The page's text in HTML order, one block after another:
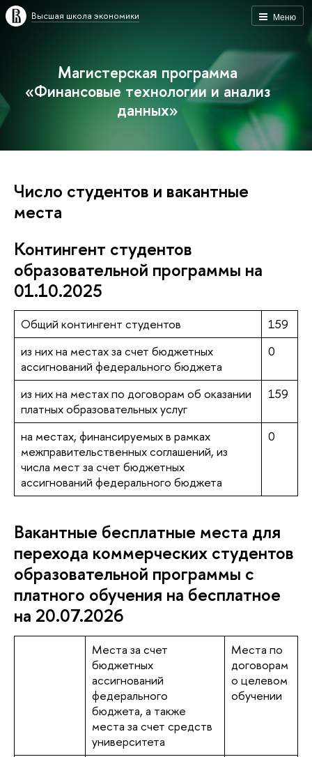
Меню
Высшая школа экономики
Магистерская программа
«Финансовые технологии и анализ
данных»
Число студентов и вакантные
места
Контингент студентов
образовательной программы на
01.10.2025
Общий контингент студентов
159
из них на местах за счет бюджетных
ассигнований федерального бюджета
0
из них на местах по договорам об оказании
платных образовательных услуг
159
на местах, финансируемых в рамках
межправительственных соглашений, из
числа мест за счет бюджетных
ассигнований федерального бюджета
0
Вакантные бесплатные места для
перехода коммерческих студентов
образовательной программы с
платного обучения на бесплатное
на 20.07.2026
Места за счет
бюджетных
ассигнований
федерального
бюджета, а также
места за счет средств
университета
Места по
договорам
о целевом
обучении